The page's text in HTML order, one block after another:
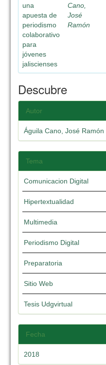
una
apuesta de
periodismo
colaborativo
para
jóvenes
jaliscienses
Cano,
José
Ramón
Descubre
Autor
Águila Cano, José Ramón
Tema
Comunicacion Digital
Hipertextualidad
Multimedia
Periodismo Digital
Preparatoria
Sitio Web
Tesis Udgvirtual
Fecha
2018